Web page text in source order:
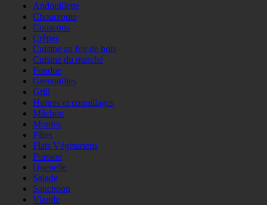
Andouillette
Choucroute
Couscous
Crêpes
Cuisine au feu de bois
Cuisine du marché
Fondue
Grenouilles
Grill
Huitres et coquillages
Mâchon
Moules
Pâtes
Plats Végétariens
Poisson
Quenelle
Salade
Saucisson
Viande